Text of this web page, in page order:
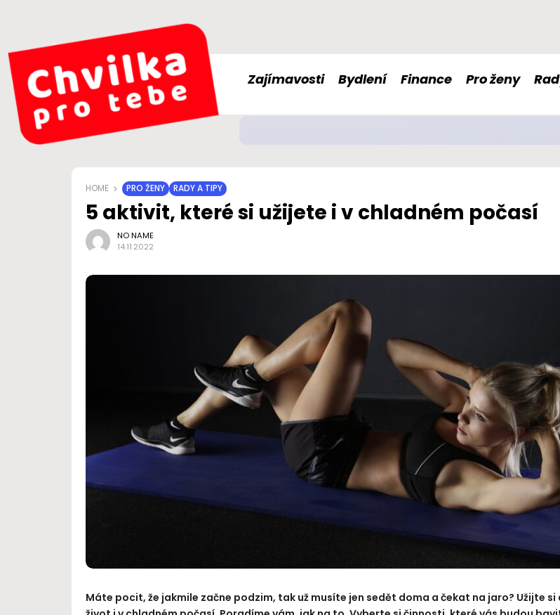
Zajímavosti Bydlení Finance Pro ženy
HOME PRO ŽENY RADY A TIPY
5 aktivit, které si užijete i v chladném počasí
NO NAME
14.11.2022
Máte pocit, že jakmile začne podzim, tak už musíte jen sedět doma a čekat na jaro? Užijte